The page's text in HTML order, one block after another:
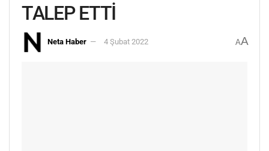
TALEP ETTİ
Neta Haber 4 Şubat 2022 AA